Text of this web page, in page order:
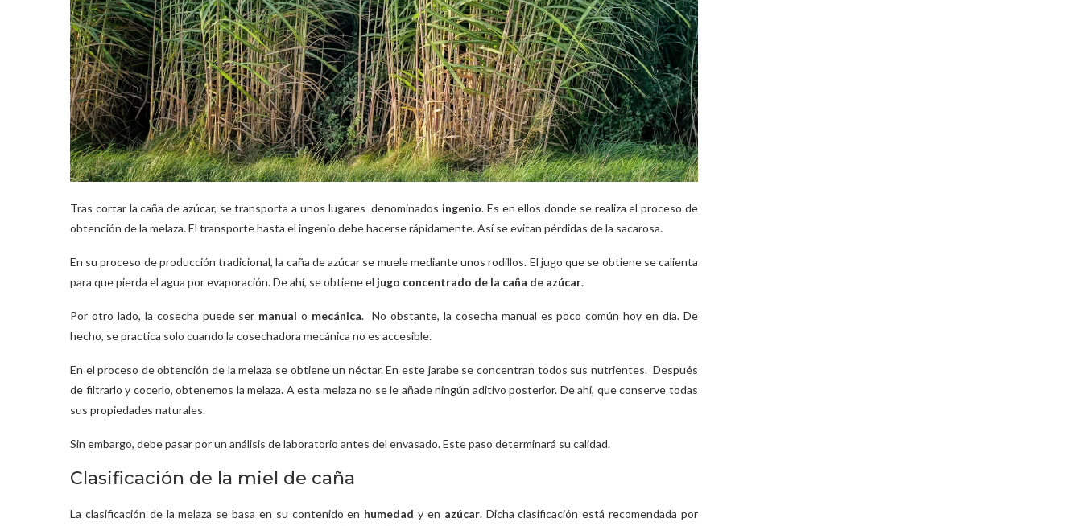
Tras cortar la caña de azúcar, se transporta a unos lugares denominados ingenio. Es en ellos donde se realiza el proceso de
obtención de la melaza. El transporte hasta el ingenio debe hacerse rápidamente. Así se evitan pérdidas de la sacarosa.
En su proceso de producción tradicional, la caña de azúcar se muele mediante unos rodillos. El jugo que se obtiene se calienta
para que pierda el agua por evaporación. De ahí, se obtiene el jugo concentrado de la caña de azúcar.
Por otro lado, la cosecha puede ser manual o mecánica. No obstante, la cosecha manual es poco común hoy en día. De
hecho, se practica solo cuando la cosechadora mecánica no es accesible.
En el proceso de obtención de la melaza se obtiene un néctar. En este jarabe se concentran todos sus nutrientes. Después
de filtrarlo y cocerlo, obtenemos la melaza. A esta melaza no se le añade ningún aditivo posterior. De ahí, que conserve todas
sus propiedades naturales.
Sin embargo, debe pasar por un análisis de laboratorio antes del envasado. Este paso determinará su calidad.
Clasificación de la miel de caña
La clasificación de la melaza se basa en su contenido en humedad y en azúcar. Dicha clasificación está recomendada por